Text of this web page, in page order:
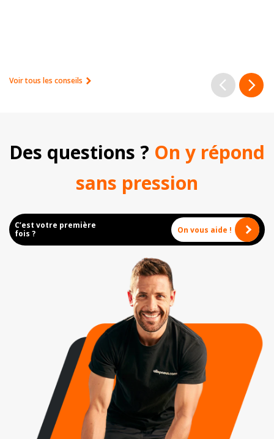
Voir tous les conseils
Des questions ? On y répond
sans pression
C’est votre première
fois ?
On vous aide !